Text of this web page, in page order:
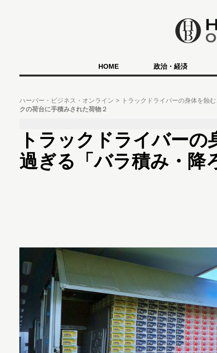
HOME 政治・経済
ハーバー・ビジネス・オンライン
トラックドライバーの身体を蝕
クの荷台に手積みされた荷物２
トラックドライバー
過ぎる「バラ積み・降